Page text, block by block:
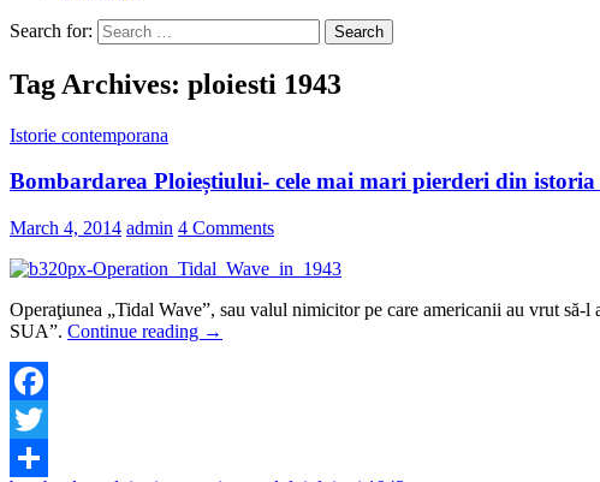
Search for:
Tag Archives: ploiesti 1943
Istorie contemporana
Bombardarea Ploieștiului- cele mai mari pierderi din istoria
March 4, 2014 admin 4 Comments
Operaţiunea „Tidal Wave”, sau valul nimicitor pe care americanii au vrut
SUA”. Continue reading →
Facebook
Twitter